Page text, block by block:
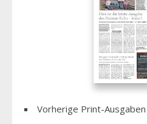
Vorherige Print-